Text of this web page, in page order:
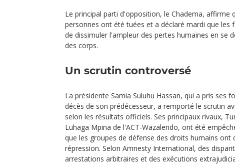
Le principal parti d'opposition, le Chadema, affirme
personnes ont été tuées et a déclaré mardi que les
de dissimuler l'ampleur des pertes humaines en se
des corps.
Un scrutin controversé
La présidente Samia Suluhu Hassan, qui a pris ses
décès de son prédécesseur, a remporté le scrutin
selon les résultats officiels. Ses principaux rivaux,
Luhaga Mpina de l'ACT-Wazalendo, ont été
que les groupes de défense des droits humains ont
répression. Selon Amnesty International, des
arrestations arbitraires et des exécutions